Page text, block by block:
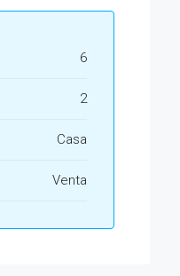
6
2
Casa
Venta